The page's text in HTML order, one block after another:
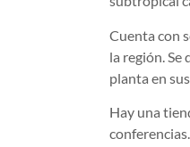
Cuenta con
la región. Se
planta en
Hay una
conferencias.